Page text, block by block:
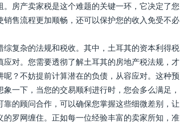
房产卖家税是这个难题的关键一环，它决定了您
售流程更加顺畅，还可以保护您的收入免受不必
复杂的法规和税收。其中，土耳其的资本利得税
对。您需要透彻了解土耳其的房地产税法规，才
？不妨提前计算潜在的负债，从容应对。这种预
一下，当您的交易顺利进行时，您会多么满足，
的顾问合作，可以确保您掌握这些细微差别，让
罗网缠住。正如每一位经验丰富的卖家所知，准